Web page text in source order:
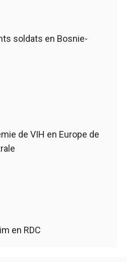
soldats en Bosnie-
de VIH en Europe de
en RDC